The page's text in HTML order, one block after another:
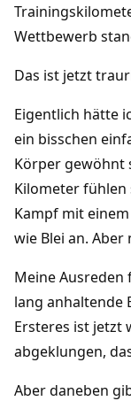
Wettbewerb
Das ist jetzt
Eigentlich hätte
ein bisschen
Körper gewöhnt
Kilometer
Kampf mit
wie Blei an. Aber
Meine
lang anhaltende
Ersteres ist jetzt
abgeklungen,
Aber daneben